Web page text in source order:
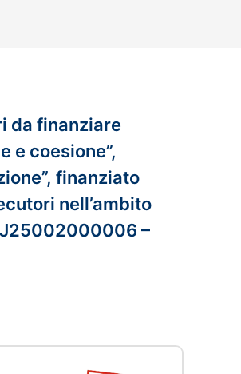
da finanziare
e coesione”,
finanziato
nell’ambito
–